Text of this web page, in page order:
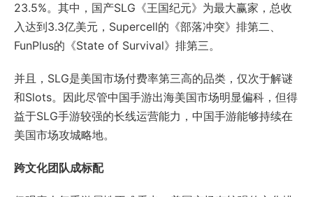
23.5%。其中，国产SLG《王国纪元》为最大赢家，总收
入达到3.3亿美元，Supercell的《部落冲突》排第二、
FunPlus的《State of Survival》排第三。
并且，SLG是美国市场付费率第三高的品类，仅次于解谜
和Slots。因此尽管中国手游出海美国市场明显偏科，但得
益于SLG手游较强的长线运营能力，中国手游能够持续在
美国市场攻城略地。
跨文化团队成标配